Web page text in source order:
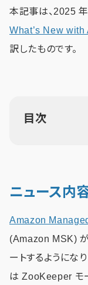
本記事は、2025
What’s New with
訳したものです。
目次
ニュース内
Amazon
(Amazon MSK)
ートするようにな
は ZooKeeper モ